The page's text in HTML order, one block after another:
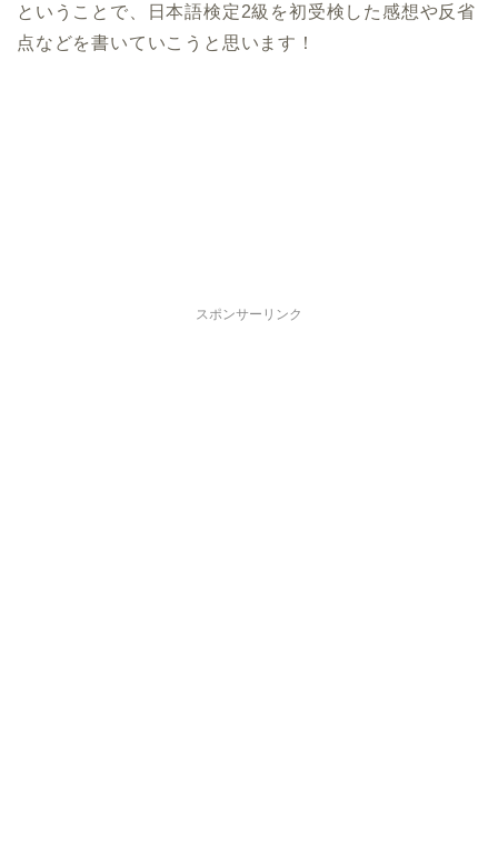
ということで、日本語検定2級を初受検した感想や反省
点などを書いていこうと思います！
スポンサーリンク